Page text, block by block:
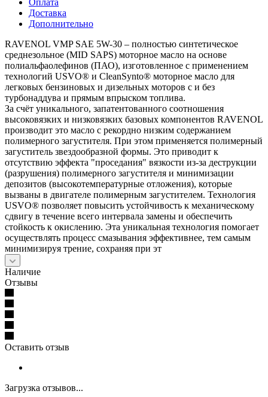
Доставка
Дополнительно
RAVENOL VMP SAE 5W-30 – полностью синтетическое
среднезольное (MID SAPS) моторное масло на основе
полиальфаолефинов (ПАО), изготовленное с применением
технологий USVO® и CleanSynto® моторное масло для
легковых бензиновых и дизельных моторов с и без
турбонаддува и прямым впрыском топлива.
За счёт уникального, запатентованного соотношения
высоковязких и низковязких базовых компонентов RAVENOL
производит это масло с рекордно низким содержанием
полимерного загустителя. При этом применяется полимерный
загуститель звездообразной формы. Это приводит к
отсутствию эффекта "проседания" вязкости из-за деструкции
(разрушения) полимерного загустителя и минимизации
депозитов (высокотемпературные отложения), которые
вызваны в двигателе полимерным загустителем. Технология
USVO® позволяет повысить устойчивость к механическому
сдвигу в течение всего интервала замены и обеспечить
стойкость к окислению. Эта уникальная технология помогает
осуществлять процесс смазывания эффективнее, тем самым
минимизируя трение, сохраняя при эт
Наличие
Отзывы
Оставить отзыв
Загрузка отзывов...